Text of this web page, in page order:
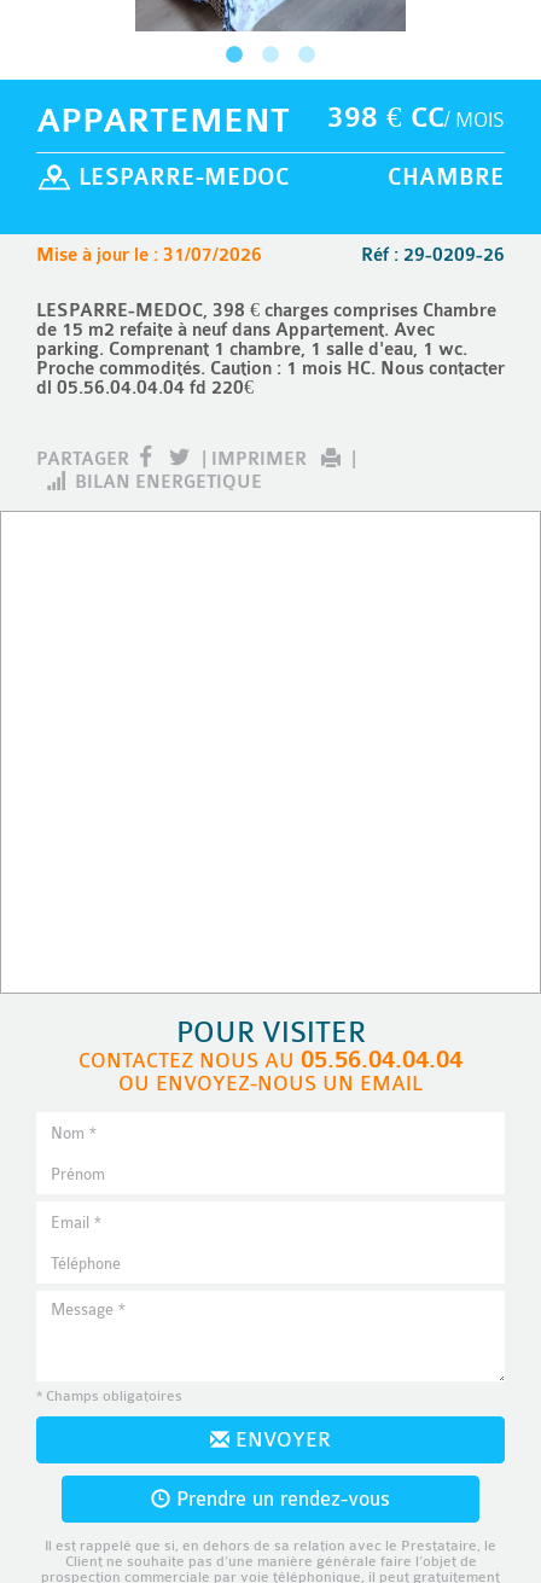
398 € CC/ MOIS
APPARTEMENT
CHAMBRE
LESPARRE-MEDOC
Réf : 29-0209-26
Mise à jour le : 31/07/2026
LESPARRE-MEDOC, 398 € charges comprises Chambre
de 15 m2 refaite à neuf dans Appartement. Avec
parking. Comprenant 1 chambre, 1 salle d'eau, 1 wc.
Proche commodités. Caution : 1 mois HC. Nous contacter
dl 05.56.04.04.04 fd 220€
PARTAGER IMPRIMER
BILAN ENERGETIQUE
POUR VISITER
CONTACTEZ NOUS AU 05.56.04.04.04
OU ENVOYEZ-NOUS UN EMAIL
* Champs obligatoires
ENVOYER
Prendre un rendez-vous
Il est rappelé que si, en dehors de sa relation avec le Prestataire, le
Client ne souhaite pas d’une manière générale faire l’objet de
prospection commerciale par voie téléphonique, il peut gratuitement